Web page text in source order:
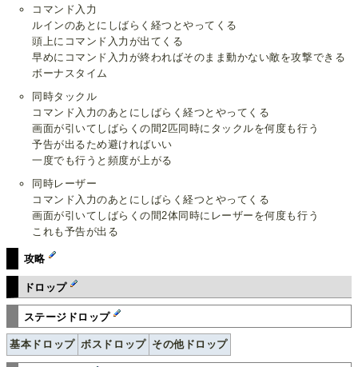
コマンド入力
ルインのあとにしばらく経つとやってくる
頭上にコマンド入力が出てくる
早めにコマンド入力が終わればそのまま動かない敵を攻撃できる
ボーナスタイム
同時タックル
コマンド入力のあとにしばらく経つとやってくる
画面が引いてしばらくの間2匹同時にタックルを何度も行う
予告が出るため避ければいい
一度でも行うと頻度が上がる
同時レーザー
コマンド入力のあとにしばらく経つとやってくる
画面が引いてしばらくの間2体同時にレーザーを何度も行う
これも予告が出る
攻略
ドロップ
ステージドロップ
基本ドロップ ボスドロップ その他ドロップ